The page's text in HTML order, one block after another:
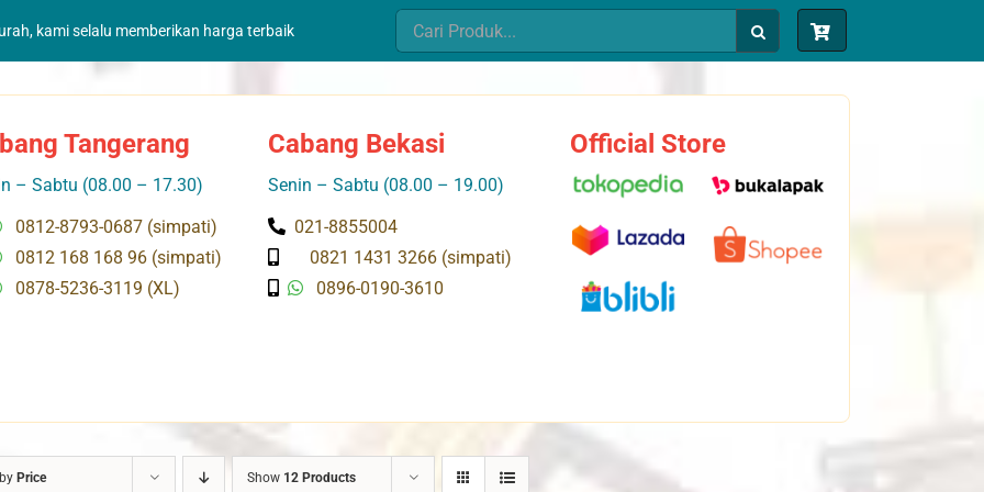
kami selalu memberikan harga terbaik
Search
for:
Tangerang
– Sabtu (08.00 – 17.30)
0812-8793-0687 (simpati)
0812 168 168 96 (simpati)
0878-5236-3119 (XL)
Cabang Bekasi
Senin – Sabtu (08.00 – 19.00)
021-8855004
0821 1431 3266 (simpati)
0896-0190-3610
Official Store
Price Show 12 Products